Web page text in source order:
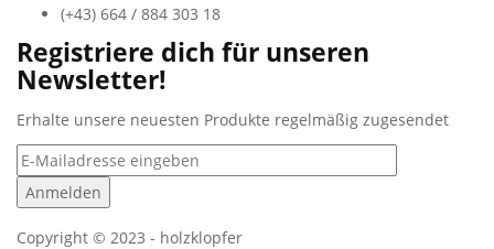
(+43) 664 / 884 303 18
Registriere dich für unseren
Newsletter!
Erhalte unsere neuesten Produkte regelmäßig zugesendet
Copyright © 2023 - holzklopfer